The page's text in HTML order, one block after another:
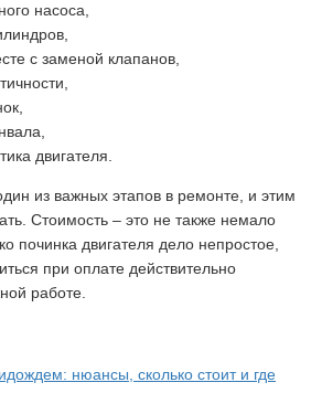
насоса,
с заменой клапанов,
двигателя.
из важных этапов в ремонте, и этим
Стоимость – это не также немало
починка двигателя дело непростое,
при оплате действительно
работе.
нюансы, сколько стоит и где